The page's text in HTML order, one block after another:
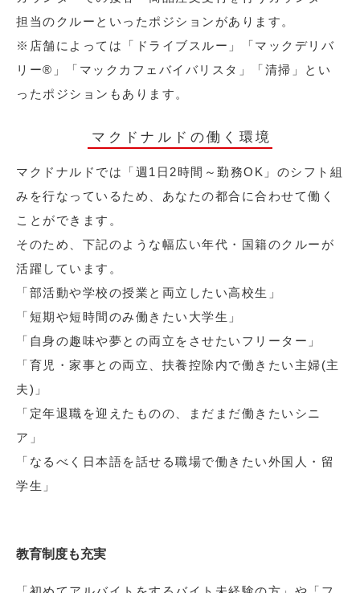
担当のクルーといったポジションがあります。
※店舗によっては「ドライブスルー」「マックデリバ
リー®︎」「マックカフェバイバリスタ」「清掃」とい
ったポジションもあります。
マクドナルドの働く環境
マクドナルドでは「週1日2時間～勤務OK」のシフト組
みを行なっているため、あなたの都合に合わせて働く
ことができます。
そのため、下記のような幅広い年代・国籍のクルーが
活躍しています。
「部活動や学校の授業と両立したい高校生」
「短期や短時間のみ働きたい大学生」
「自身の趣味や夢との両立をさせたいフリーター」
「育児・家事との両立、扶養控除内で働きたい主婦(主
夫)」
「定年退職を迎えたものの、まだまだ働きたいシニ
ア」
「なるべく日本語を話せる職場で働きたい外国人・留
学生」
教育制度も充実